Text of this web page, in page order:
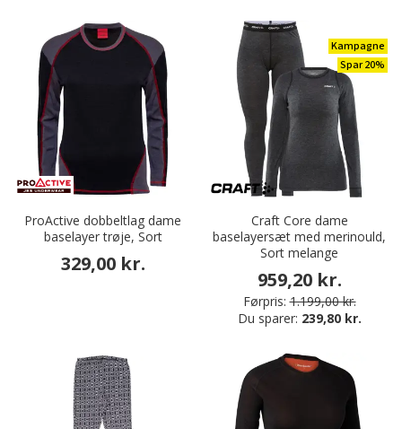
ProActive dobbeltlag dame
baselayer trøje, Sort
329,00 kr.
Kampagne
Spar 20%
Craft Core dame
baselayersæt med merinould,
Sort melange
959,20 kr.
Førpris: 1.199,00 kr.
Du sparer: 239,80 kr.